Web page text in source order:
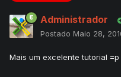
Administrador
Postado Maio 28,
Mais um excelente tutorial =p